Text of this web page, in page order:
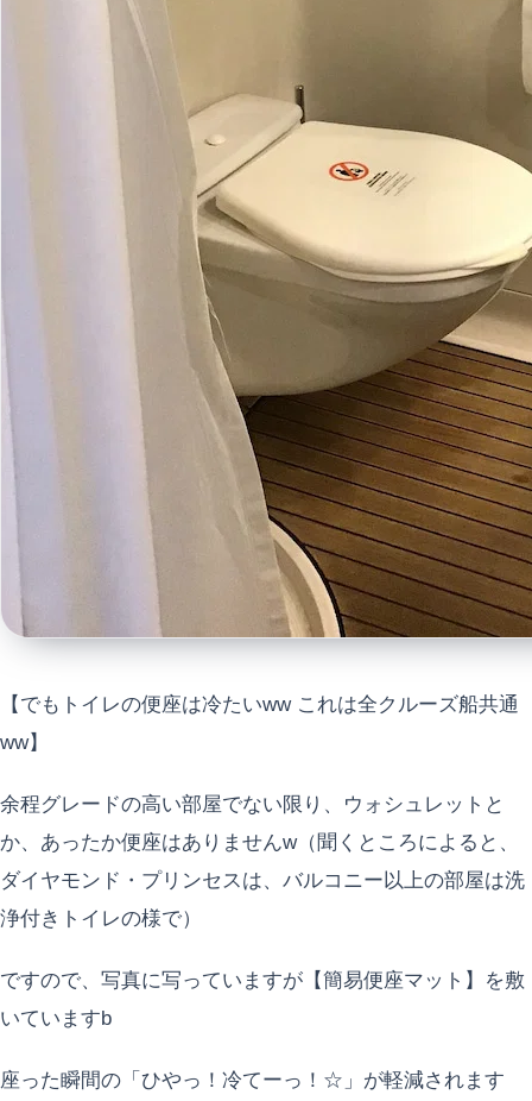
【でもトイレの便座は冷たいww これは全クルーズ船共通
ww】
余程グレードの高い部屋でない限り、ウォシュレットと
か、あったか便座はありませんw（聞くところによると、
ダイヤモンド・プリンセスは、バルコニー以上の部屋は洗
浄付きトイレの様で）
ですので、写真に写っていますが【簡易便座マット】を敷
いていますb
座った瞬間の「ひやっ！冷てーっ！☆」が軽減されます